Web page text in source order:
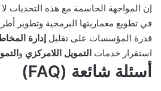
إن المواجهة الحاسمة مع هذه التحديات
في تطويع معماريتها البرمجية وتطوير
قدرة المؤسسات على تقليل إدارة
استقرار خدمات التمويل اللامركزي و
أسئلة شائعة (FAQ)